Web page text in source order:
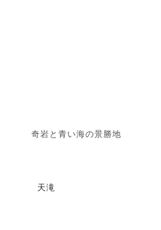
奇岩と青い海の景勝地
天滝